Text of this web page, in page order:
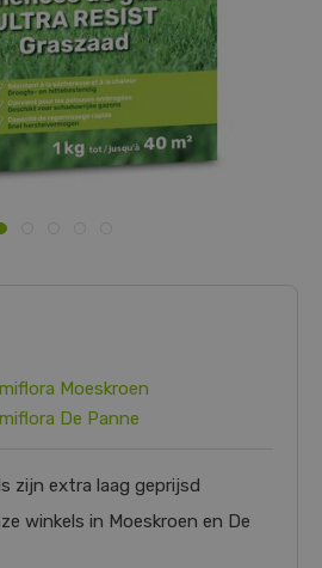
Moeskroen
De Panne
zijn extra laag geprijsd
winkels in Moeskroen en De